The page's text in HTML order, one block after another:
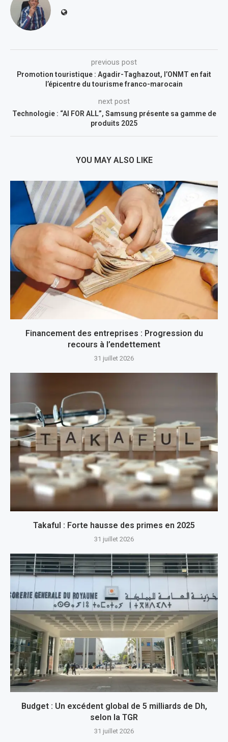
previous post
Promotion touristique : Agadir-Taghazout, l’ONMT en fait
l’épicentre du tourisme franco-marocain
next post
Technologie : “AI FOR ALL”, Samsung présente sa gamme de
produits 2025
YOU MAY ALSO LIKE
Financement des entreprises : Progression du
recours à l’endettement
31 juillet 2026
Takaful : Forte hausse des primes en 2025
31 juillet 2026
Budget : Un excédent global de 5 milliards de Dh,
selon la TGR
31 juillet 2026